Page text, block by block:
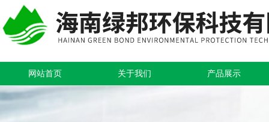
网站首页 关于我们 产品展示